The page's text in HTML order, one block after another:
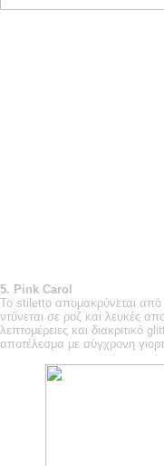
5. Pink Carol
Το stiletto απομακρύνεται από
ντύνεται σε ροζ και λευκές
λεπτομέρειες και διακριτικό
αποτέλεσμα με σύγχρονη